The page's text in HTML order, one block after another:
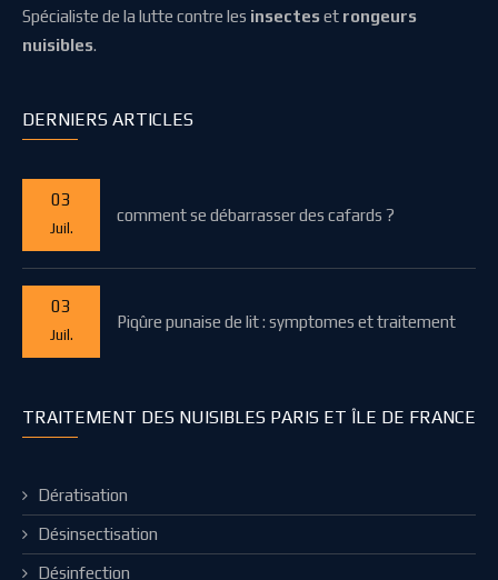
Spécialiste de la lutte contre les insecteset rongeurs
nuisibles.
DERNIERS ARTICLES
03
Juil.
comment se débarrasser des cafards ?
03
Juil.
Piqûre punaise de lit : symptomes et traitement
TRAITEMENT DES NUISIBLES PARIS ET ÎLE DE FRANCE
Dératisation
Désinsectisation
Désinfection